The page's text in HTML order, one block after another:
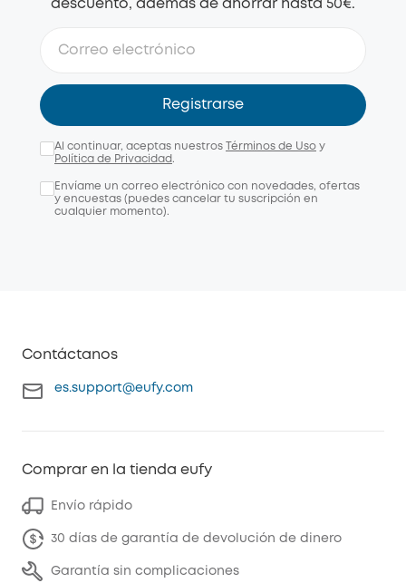
descuento, además de ahorrar hasta 50€.
Registrarse
Al continuar, aceptas nuestros Términos de Uso y
Política de Privacidad.
Envíame un correo electrónico con novedades, ofertas
y encuestas (puedes cancelar tu suscripción en
cualquier momento).
Contáctanos
es.support@eufy.com
Comprar en la tienda eufy
Envío rápido
30 días de garantía de devolución de dinero
Garantía sin complicaciones